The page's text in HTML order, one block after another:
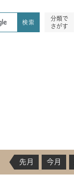
分類で
さがす
先月 今月